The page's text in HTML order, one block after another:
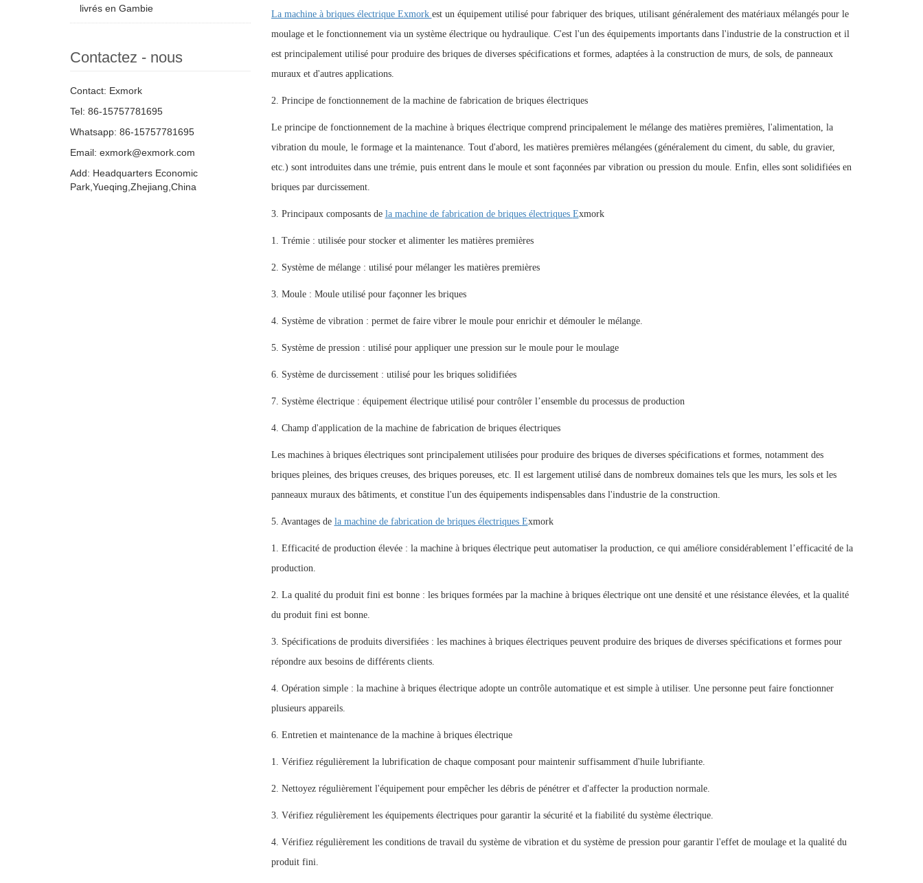
La machine à briques électrique Exmork est un équipement utilisé pour fabriquer des briques, utilisant généralement des matériaux mélangés pour le
moulage et le fonctionnement via un système électrique ou hydraulique. C'est l'un des équipements importants dans l'industrie de la construction et il
est principalement utilisé pour produire des briques de diverses spécifications et formes, adaptées à la construction de murs, de sols, de panneaux
muraux et d'autres applications.
2. Principe de fonctionnement de la machine de fabrication de briques électriques
Le principe de fonctionnement de la machine à briques électrique comprend principalement le mélange des matières premières, l'alimentation, la
vibration du moule, le formage et la maintenance. Tout d'abord, les matières premières mélangées (généralement du ciment, du sable, du gravier,
etc.) sont introduites dans une trémie, puis entrent dans le moule et sont façonnées par vibration ou pression du moule. Enfin, elles sont solidifiées en
briques par durcissement.
3. Principaux composants de la machine de fabrication de briques électriques Exmork
1. Trémie : utilisée pour stocker et alimenter les matières premières
2. Système de mélange : utilisé pour mélanger les matières premières
3. Moule : Moule utilisé pour façonner les briques
4. Système de vibration : permet de faire vibrer le moule pour enrichir et démouler le mélange.
5. Système de pression : utilisé pour appliquer une pression sur le moule pour le moulage
6. Système de durcissement : utilisé pour les briques solidifiées
7. Système électrique : équipement électrique utilisé pour contrôler l’ensemble du processus de production
4. Champ d'application de la machine de fabrication de briques électriques
Les machines à briques électriques sont principalement utilisées pour produire des briques de diverses spécifications et formes, notamment des
briques pleines, des briques creuses, des briques poreuses, etc. Il est largement utilisé dans de nombreux domaines tels que les murs, les sols et les
panneaux muraux des bâtiments, et constitue l'un des équipements indispensables dans l'industrie de la construction.
5. Avantages de la machine de fabrication de briques électriques Exmork
1. Efficacité de production élevée : la machine à briques électrique peut automatiser la production, ce qui améliore considérablement l’efficacité de la
production.
2. La qualité du produit fini est bonne : les briques formées par la machine à briques électrique ont une densité et une résistance élevées, et la qualité
du produit fini est bonne.
3. Spécifications de produits diversifiées : les machines à briques électriques peuvent produire des briques de diverses spécifications et formes pour
répondre aux besoins de différents clients.
4. Opération simple : la machine à briques électrique adopte un contrôle automatique et est simple à utiliser. Une personne peut faire fonctionner
plusieurs appareils.
6. Entretien et maintenance de la machine à briques électrique
1. Vérifiez régulièrement la lubrification de chaque composant pour maintenir suffisamment d'huile lubrifiante.
2. Nettoyez régulièrement l'équipement pour empêcher les débris de pénétrer et d'affecter la production normale.
3. Vérifiez régulièrement les équipements électriques pour garantir la sécurité et la fiabilité du système électrique.
4. Vérifiez régulièrement les conditions de travail du système de vibration et du système de pression pour garantir l'effet de moulage et la qualité du
produit fini.
livrés en Gambie
Contactez - nous
Contact: Exmork
Tel: 86-15757781695
Whatsapp: 86-15757781695
Email: exmork@exmork.com
Add: Headquarters Economic
Park,Yueqing,Zhejiang,China